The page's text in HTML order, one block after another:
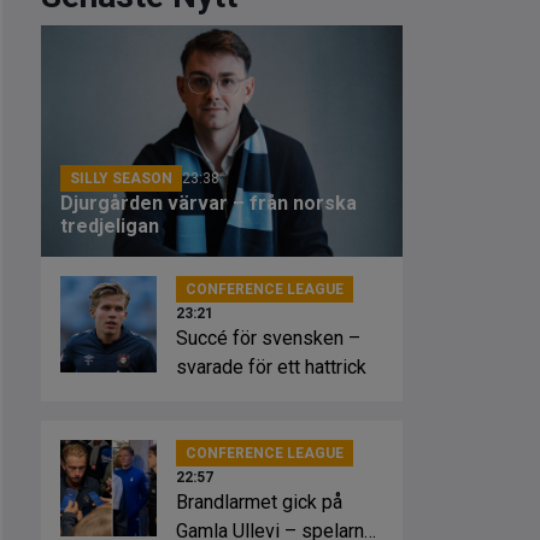
SILLY SEASON 23:38
Djurgården värvar – från norska
tredjeligan
CONFERENCE LEAGUE
23:21
Succé för svensken –
svarade för ett hattrick
CONFERENCE LEAGUE
22:57
Brandlarmet gick på
Gamla Ullevi – spelarna